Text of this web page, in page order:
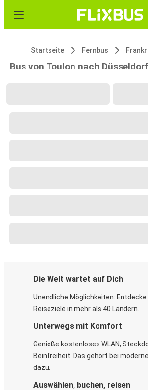
Startseite Fernbus
Bus von Toulon nach Düsseldorf
Die Welt wartet auf Dich
Unendliche Möglichkeiten: Entdecke
Reiseziele in mehr als 40 Ländern.
Unterwegs mit Komfort
Genieße kostenloses WLAN,
Beinfreiheit. Das gehört bei
dazu.
Auswählen, buchen, reisen